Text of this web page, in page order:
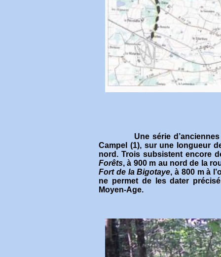
Une série
Campel (1), sur une longueur
nord. Trois subsistent encore
Forêts, à 900 m au nord de la
Fort de la Bigotaye, à 800 m à
ne permet de les dater
Moyen-Age.